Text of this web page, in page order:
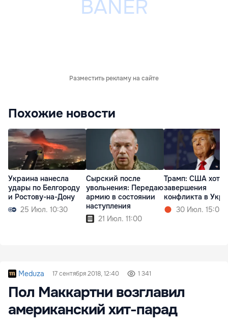
Разместить рекламу на сайте
Похожие новости
Украина нанесла
удары по Белгороду
и Ростову-на-Дону
25 Июл. 10:30
Сырский после
увольнения: Передаю
армию в состоянии
наступления
21 Июл. 11:00
Трамп: США хотят
завершения
конфликта в
30 Июл. 15:08
Meduza 17 сентября 2018, 12:40 1 341
Пол Маккартни возглавил
американский хит-парад